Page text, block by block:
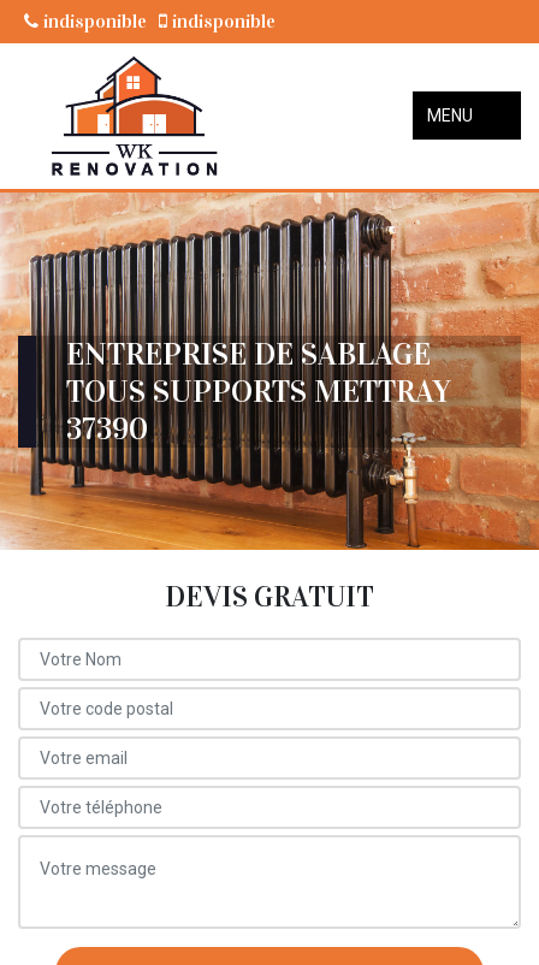
indisponible indisponible
MENU
ENTREPRISE DE SABLAGE
TOUS SUPPORTS METTRAY
37390
DEVIS GRATUIT